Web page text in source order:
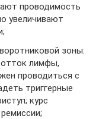
проводимость
увеличивают
зоны:
лимфы,
проводиться с
триггерные
курс